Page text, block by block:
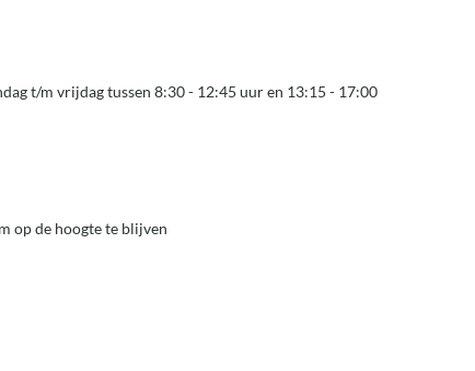
t/m vrijdag tussen 8:30 - 12:45 uur en 13:15 - 17:00
op de hoogte te blijven